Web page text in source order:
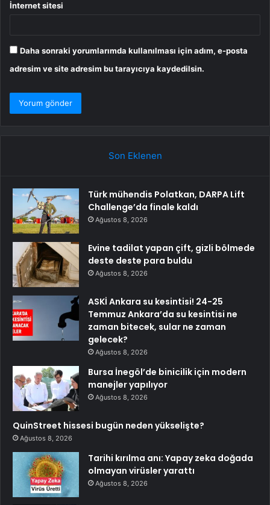
İnternet sitesi
Daha sonraki yorumlarımda kullanılması için adım, e-posta
adresim ve site adresim bu tarayıcıya kaydedilsin.
Son Eklenen
Türk mühendis Polatkan, DARPA Lift
Challenge’da finale kaldı
Ağustos 8, 2026
Evine tadilat yapan çift, gizli bölmede
deste deste para buldu
Ağustos 8, 2026
ASKİ Ankara su kesintisi! 24-25
Temmuz Ankara’da su kesintisi ne
zaman bitecek, sular ne zaman
gelecek?
Ağustos 8, 2026
Bursa İnegöl’de binicilik için modern
manejler yapılıyor
Ağustos 8, 2026
QuinStreet hissesi bugün neden yükselişte?
Ağustos 8, 2026
Tarihi kırılma anı: Yapay zeka doğada
olmayan virüsler yarattı
Ağustos 8, 2026